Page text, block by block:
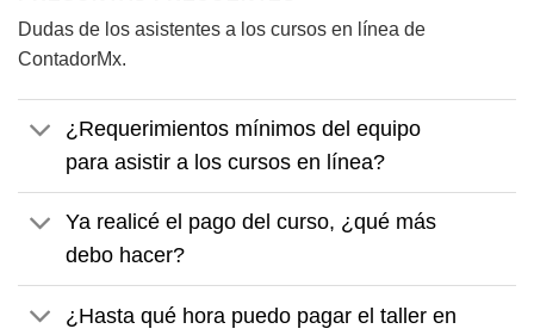
Dudas de los asistentes a los cursos en línea de
ContadorMx.
¿Requerimientos mínimos del equipo
para asistir a los cursos en línea?
Ya realicé el pago del curso, ¿qué más
debo hacer?
¿Hasta qué hora puedo pagar el taller en